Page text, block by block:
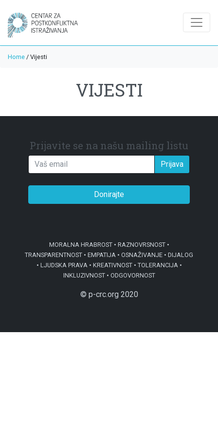
Home / Vijesti
VIJESTI
Prijavite se na našu mailing listu
Prijava
Donirajte
MORALNA HRABROST • RAZNOVRSNOST •
TRANSPARENTNOST • EMPATIJA • OSNAŽIVANJE • DIJALOG
• LJUDSKA PRAVA • KREATIVNOST • TOLERANCIJA •
INKLUZIVNOST • ODGOVORNOST
© p-crc.org 2020